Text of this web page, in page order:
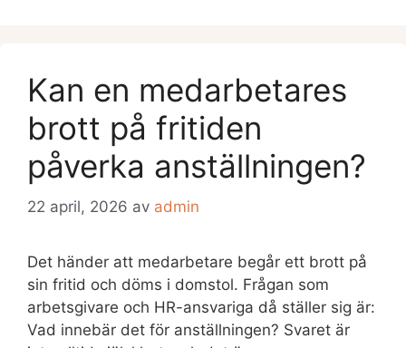
Kan en medarbetares
brott på fritiden
påverka anställningen?
22 april, 2026 av admin
Det händer att medarbetare begår ett brott på
sin fritid och döms i domstol. Frågan som
arbetsgivare och HR-ansvariga då ställer sig är:
Vad innebär det för anställningen? Svaret är